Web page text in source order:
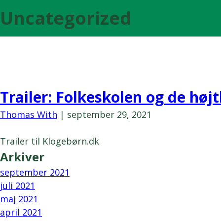
Uncategorized
Trailer: Folkeskolen og de
Thomas With | september 29, 2021
Trailer til Klogebørn.dk
Arkiver
september 2021
juli 2021
maj 2021
april 2021